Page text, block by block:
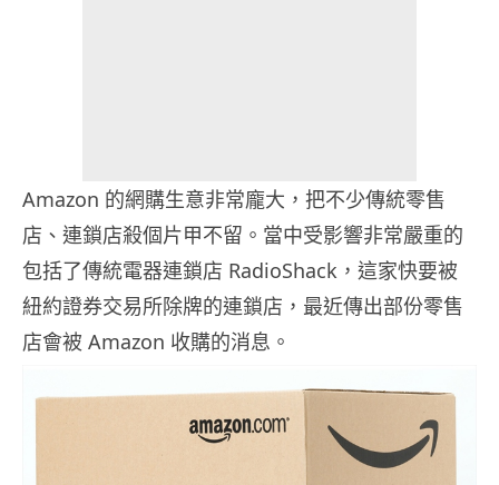
Amazon 的網購生意非常龐大，把不少傳統零售
店、連鎖店殺個片甲不留。當中受影響非常嚴重的
包括了傳統電器連鎖店 RadioShack，這家快要被
紐約證券交易所除牌的連鎖店，最近傳出部份零售
店會被 Amazon 收購的消息。